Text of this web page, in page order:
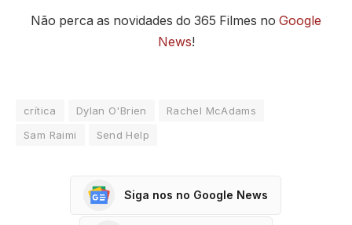
Não perca as novidades do 365 Filmes no Google
News!
crítica Dylan O'Brien
Rachel McAdams
Sam Raimi
Send Help
Siga nos no Google News